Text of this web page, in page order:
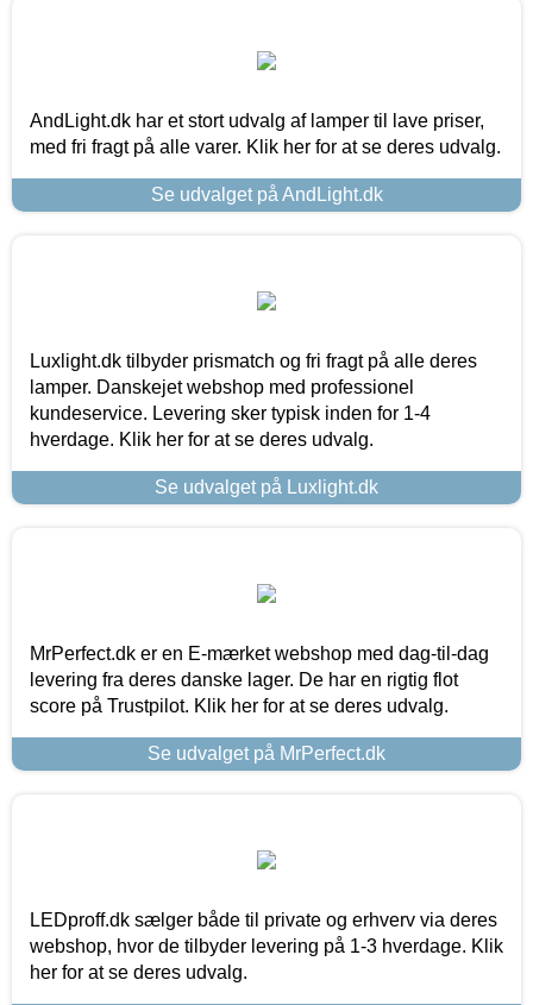
AndLight.dk har et stort udvalg af lamper til lave priser,
med fri fragt på alle varer. Klik her for at se deres udvalg.
Se udvalget på AndLight.dk
Luxlight.dk tilbyder prismatch og fri fragt på alle deres
lamper. Danskejet webshop med professionel
kundeservice. Levering sker typisk inden for 1-4
hverdage. Klik her for at se deres udvalg.
Se udvalget på Luxlight.dk
MrPerfect.dk er en E-mærket webshop med dag-til-dag
levering fra deres danske lager. De har en rigtig flot
score på Trustpilot. Klik her for at se deres udvalg.
Se udvalget på MrPerfect.dk
LEDproff.dk sælger både til private og erhverv via deres
webshop, hvor de tilbyder levering på 1-3 hverdage. Klik
her for at se deres udvalg.